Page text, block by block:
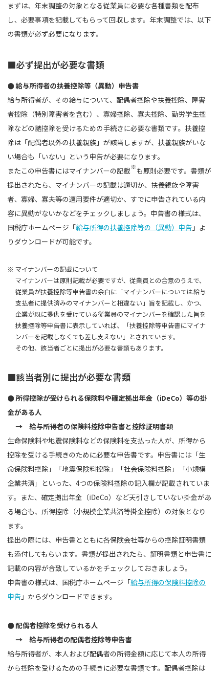
まずは、年末調整の対象となる従業員に必要な各種書類を配布
し、必要事項を記載してもらって回収します。年末調整では、以下
の書類が必ず必要になります。
■必ず提出が必要な書類
● 給与所得者の扶養控除等（異動）申告書
給与所得者が、その給与について、配偶者控除や扶養控除、障害
者控除（特別障害者を含む）、寡婦控除、寡夫控除、勤労学生控
除などの諸控除を受けるための手続きに必要な書類です。扶養控
除は「配偶者以外の扶養親族」が該当しますが、扶養親族がいな
い場合も「いない」という申告が必要になります。
またこの申告書にはマイナンバーの記載※も原則必要です。書類が
提出されたら、マイナンバーの記載は適切か、扶養親族や障害
者、寡婦、寡夫等の適用要件が適切か、すでに申告されている内
容に異動がないかなどをチェックしましょう。申告書の様式は、
国税庁ホームページ「給与所得の扶養控除等の（異動）申告 」よ
りダウンロードが可能です。
※ マイナンバーの記載について
マイナンバーは原則記載が必要ですが、従業員との合意のうえで、
従業員が扶養控除等申告書の余白に「マイナンバーについては給与
支払者に提供済みのマイナンバーと相違ない」旨を記載し、かつ、
企業が既に提供を受けている従業員のマイナンバーを確認した旨を
扶養控除等申告書に表示していれば、「扶養控除等申告書にマイナ
ンバーを記載しなくても差し支えない」とされています。
その他、該当者ごとに提出が必要な書類もあります。
■該当者別に提出が必要な書類
● 所得控除が受けられる保険料や確定拠出年金（iDeCo）等の掛
金がある人
→ 給与所得者の保険料控除申告書と控除証明書類
生命保険料や地震保険料などの保険料を支払った人が、所得から
控除を受ける手続きのために必要な申告書です。申告書には「生
命保険料控除」「地震保険料控除」「社会保険料控除」「小規模
企業共済」といった、4つの保険料控除の記入欄が記載されていま
す。また、確定拠出年金（iDeCo）など天引きしていない掛金があ
る場合も、所得控除（小規模企業共済等掛金控除）の対象となり
ます。
提出の際には、申告書とともに各保険会社等からの控除証明書類
も添付してもらいます。書類が提出されたら、証明書類と申告書に
記載の内容が合致しているかをチェックしておきましょう。
申告書の様式は、国税庁ホームページ「給与所得の保険料控除の
申告 」からダウンロードできます。
● 配偶者控除を受けられる人
→ 給与所得者の配偶者控除等申告書
給与所得者が、本人および配偶者の所得金額に応じて本人の所得
から控除を受けるための手続きに必要な書類です。配偶者控除は